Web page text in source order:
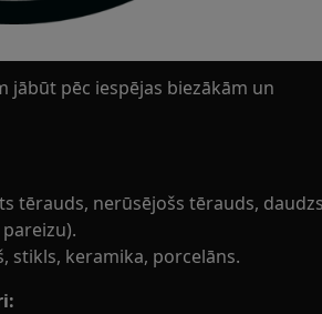
jābūt pēc iespējas biezākām un
tērauds, nerūsējošs tērauds,
stikls, keramika, porcelāns.